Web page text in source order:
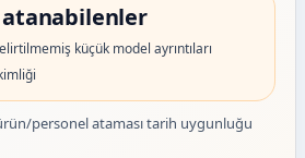
küçük model ayrıntıları
personel ataması tarih uygunluğu